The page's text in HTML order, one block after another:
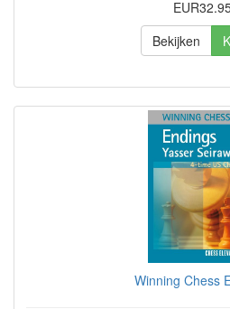
Bekijken
Winning Chess